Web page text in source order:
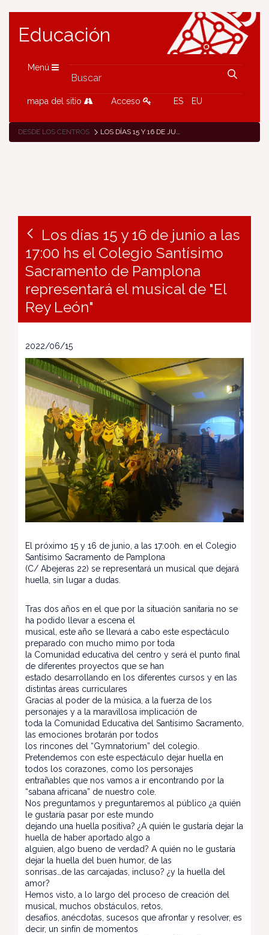
Educación
Menú
mapa del sitio Acceso ES EU
DESDE LOS CENTROS LOS DÍAS 15 Y 16 DE JUNIO A LAS 17:00 HS EL COLEGIO SANTÍSIMO SACRAMENTO DE PAMPLONA REPRESENTARÁ EL MUSICAL DE "EL REY LEÓN"
Los días 15 y 16 de junio a las
17:00 hs el Colegio Santísimo
Sacramento de Pamplona
representará el musical de "El
Rey León"
2022/06/15
El próximo 15 y 16 de junio, a las 17:00h. en el Colegio
Santísimo Sacramento de Pamplona
(C/ Abejeras 22) se representará un musical que dejará
huella, sin lugar a dudas.
Tras dos años en el que por la situación sanitaria no se
ha podido llevar a escena el
musical, este año se llevará a cabo este espectáculo
preparado con mucho mimo por toda
la Comunidad educativa del centro y será el punto final
de diferentes proyectos que se han
estado desarrollando en los diferentes cursos y en las
distintas áreas curriculares
Gracias al poder de la música, a la fuerza de los
personajes y a la maravillosa implicación de
toda la Comunidad Educativa del Santísimo Sacramento,
las emociones brotarán por todos
los rincones del “Gymnatorium” del colegio.
Pretendemos con este espectáculo dejar huella en
todos los corazones, como los personajes
entrañables que nos vamos a ir encontrando por la
“sabana africana” de nuestro cole.
Nos preguntamos y preguntaremos al público ¿a quién
le gustaría pasar por este mundo
dejando una huella positiva? ¿A quién le gustaría dejar la
huella de haber aportado algo a
alguien, algo bueno de verdad? A quién no le gustaría
dejar la huella del buen humor, de las
sonrisas…de las carcajadas, incluso? ¿y la huella del
amor?
Hemos visto, a lo largo del proceso de creación del
musical, muchos obstáculos, retos,
desafíos, anécdotas, sucesos que afrontar y resolver, es
decir, un sinfín de momentos